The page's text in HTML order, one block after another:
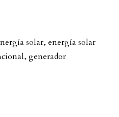
solar, energía solar
generador